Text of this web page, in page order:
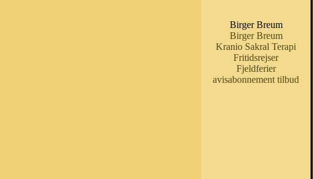
Birger Breum
Birger Breum
Kranio Sakral Terapi
Fritidsrejser
Fjeldferier
avisabonnement tilbud